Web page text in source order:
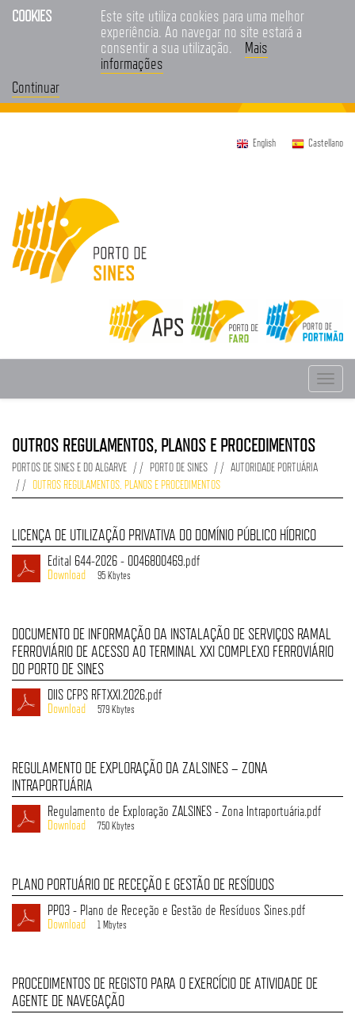
COOKIES
Este site utiliza cookies para uma melhor
experiência. Ao navegar no site estará a
consentir a sua utilização. Mais
informações
Continuar
English Castellano
Toggle
OUTROS REGULAMENTOS, PLANOS E PROCEDIMENTOS
PORTOS DE SINES E DO ALGARVE PORTO DE SINES
AUTORIDADE PORTUÁRIA
OUTROS REGULAMENTOS, PLANOS E PROCEDIMENTOS
LICENÇA DE UTILIZAÇÃO PRIVATIVA DO DOMÍNIO PÚBLICO HÍDRICO
Edital 644-2026 - 0046800469.pdf
95 Kbytes
DOCUMENTO DE INFORMAÇÃO DA INSTALAÇÃO DE SERVIÇOS RAMAL
FERROVIÁRIO DE ACESSO AO TERMINAL XXI COMPLEXO FERROVIÁRIO
DO PORTO DE SINES
DIIS CFPS RFTXXI.2026.pdf
579 Kbytes
REGULAMENTO DE EXPLORAÇÃO DA ZALSINES – ZONA
INTRAPORTUÁRIA
Regulamento de Exploração ZALSINES - Zona Intraportuária.pdf
750 Kbytes
PLANO PORTUÁRIO DE RECEÇÃO E GESTÃO DE RESÍDUOS
PP03 - Plano de Receção e Gestão de Resíduos Sines.pdf
1 Mbytes
PROCEDIMENTOS DE REGISTO PARA O EXERCÍCIO DE ATIVIDADE DE
AGENTE DE NAVEGAÇÃO